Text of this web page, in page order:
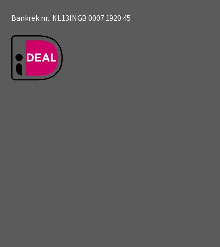
Bankrek.nr.: NL13INGB 0007 1920 45